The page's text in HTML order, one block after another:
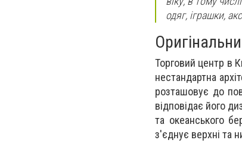
одяг, іграшки,
Торговий центр в
нестандартна
розташовує до
відповідає його
та океанського
з'єднує верхні та